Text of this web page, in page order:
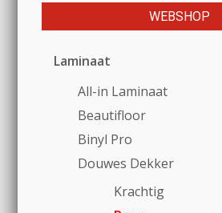
WEBSHOP
Laminaat
All-in Laminaat
Beautifloor
Binyl Pro
Douwes Dekker
Krachtig